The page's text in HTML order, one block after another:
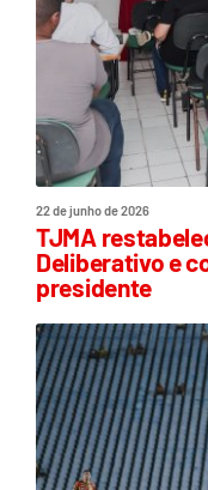
22 de junho de 2026
TJMA
Deliberativo e
presidente